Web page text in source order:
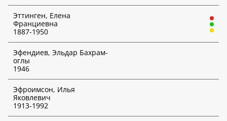
Месяц
Год
ИСКАТЬ
*Отмеченные функции доступны только для платных
подписчиков!
Эттинген, Елена
Франциевна
1887-1950
Эфендиев, Эльдар Бахрам-
оглы
1946
Эфроимсон, Илья
Яковлевич
1913-1992